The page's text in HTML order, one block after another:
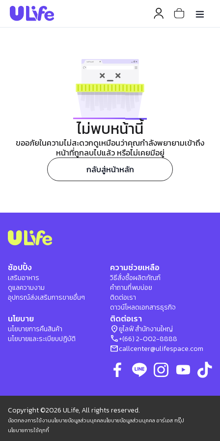
ไม่พบหน้านี้
ขออภัยในความไม่สะดวกดูเหมือนว่าคุณกำลังพยายามเข้าถึง
หน้าที่ถูกลบไปแล้ว หรือไม่เคยมีอยู่
กลับสู่หน้าหลัก
ช้อปปิ้ง
เสริมอาหาร
ดูแลความงาม
อุปกรณ์ส่งเสริมการขายอื่นๆ
ความช่วยเหลือ
วิธีสั่งซื้อผลิตภัณฑ์
คำถามที่พบบ่อย
ติดต่อเรา
ดาวน์โหลดเอกสารธุรกิจ
นโยบาย
นโยบายการคืนสินค้า
นโยบายและระเบียบปฏิบัติ
ติดต่อเรา
location_onยูไลฟ์ สำนักงานใหญ่
phone+(66) 2-002-8888
mailcallcenter@ulifespace.com
Copyright ©2026 ULife, All rights reserved.
ข้อตกลงการใช้งานนโยบายข้อมูลส่วนบุคคลนโยบายข้อมูลส่วนบุคคล อาร์เอส กรุ๊ป
นโยบายการใช้คุกกี้